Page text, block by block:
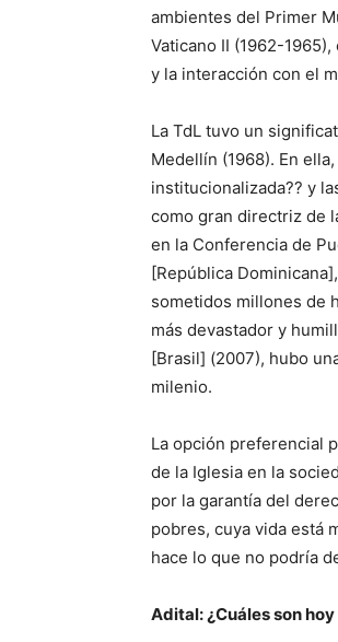
ambientes del Primer
Vaticano II (1962-
y la interacción con el
La TdL tuvo un
Medellín (1968). En
institucionalizada?? y
como gran directriz de
en la Conferencia de
[República
sometidos millones de
más devastador y
[Brasil] (2007), hubo
milenio.
La opción preferencial
de la Iglesia en la
por la garantía del
pobres, cuya vida está
hace lo que no podría
Adital: ¿Cuáles son